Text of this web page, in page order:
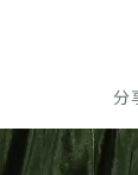
分